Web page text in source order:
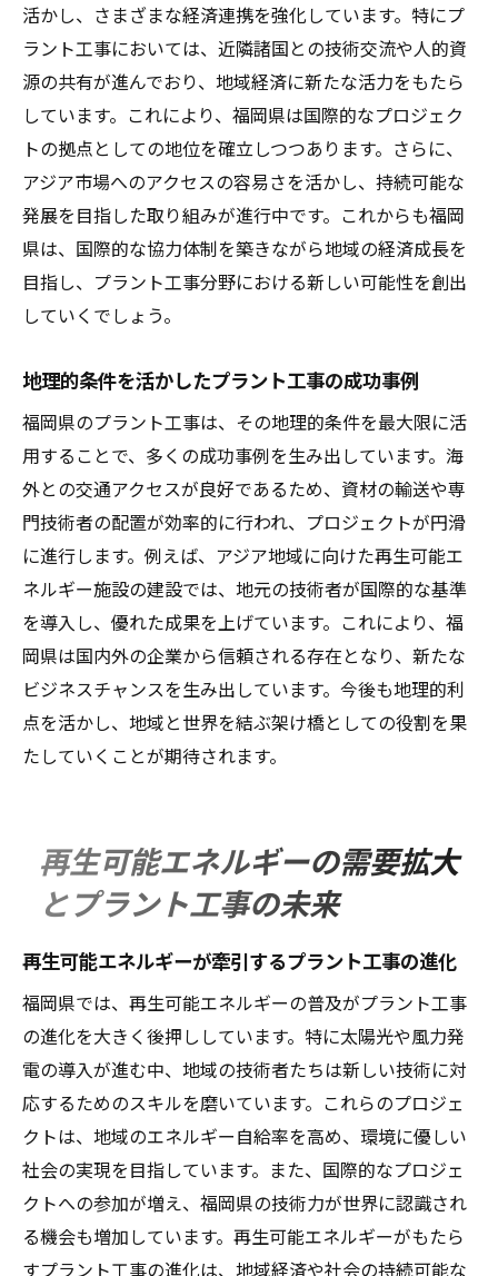
活かし、さまざまな経済連携を強化しています。特にプ
ラント工事においては、近隣諸国との技術交流や人的資
源の共有が進んでおり、地域経済に新たな活力をもたら
しています。これにより、福岡県は国際的なプロジェク
トの拠点としての地位を確立しつつあります。さらに、
アジア市場へのアクセスの容易さを活かし、持続可能な
発展を目指した取り組みが進行中です。これからも福岡
県は、国際的な協力体制を築きながら地域の経済成長を
目指し、プラント工事分野における新しい可能性を創出
していくでしょう。
地理的条件を活かしたプラント工事の成功事例
福岡県のプラント工事は、その地理的条件を最大限に活
用することで、多くの成功事例を生み出しています。海
外との交通アクセスが良好であるため、資材の輸送や専
門技術者の配置が効率的に行われ、プロジェクトが円滑
に進行します。例えば、アジア地域に向けた再生可能エ
ネルギー施設の建設では、地元の技術者が国際的な基準
を導入し、優れた成果を上げています。これにより、福
岡県は国内外の企業から信頼される存在となり、新たな
ビジネスチャンスを生み出しています。今後も地理的利
点を活かし、地域と世界を結ぶ架け橋としての役割を果
たしていくことが期待されます。
再生可能エネルギーの需要拡大
とプラント工事の未来
再生可能エネルギーが牽引するプラント工事の進化
福岡県では、再生可能エネルギーの普及がプラント工事
の進化を大きく後押ししています。特に太陽光や風力発
電の導入が進む中、地域の技術者たちは新しい技術に対
応するためのスキルを磨いています。これらのプロジェ
クトは、地域のエネルギー自給率を高め、環境に優しい
社会の実現を目指しています。また、国際的なプロジェ
クトへの参加が増え、福岡県の技術力が世界に認識され
る機会も増加しています。再生可能エネルギーがもたら
すプラント工事の進化は、地域経済や社会の持続可能な